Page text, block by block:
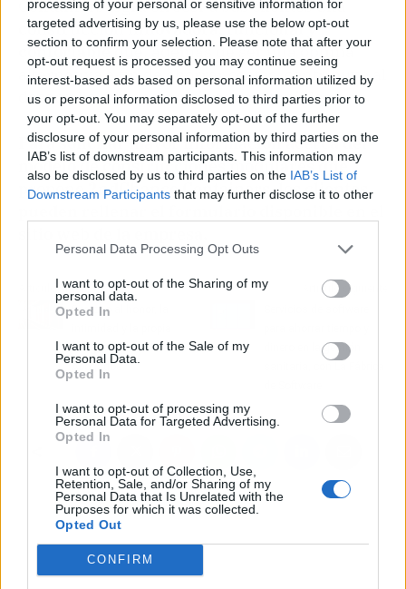
processing of your personal or sensitive information for
targeted advertising by us, please use the below opt-out
section to confirm your selection. Please note that after your
opt-out request is processed you may continue seeing
interest-based ads based on personal information utilized by
us or personal information disclosed to third parties prior to
your opt-out. You may separately opt-out of the further
disclosure of your personal information by third parties on the
IAB’s list of downstream participants. This information may
also be disclosed by us to third parties on the IAB’s List of
Downstream Participants that may further disclose it to other
Personal Data Processing Opt Outs
I want to opt-out of the Sharing of my
personal data.
Opted In
I want to opt-out of the Sale of my
Personal Data.
Opted In
I want to opt-out of processing my
Personal Data for Targeted Advertising.
Opted In
I want to opt-out of Collection, Use,
Retention, Sale, and/or Sharing of my
Personal Data that Is Unrelated with the
Purposes for which it was collected.
Opted Out
CONFIRM
Containers logra ofrecer a sus clientes una
construcción innovadora, funcional y
confortableque, además de ser una óptima
alternativa a fin de ahorrar costes, contribuye al
desarrollo de construcciones sostenibles.
Para solicitar mayor información acerca del
modelo de construcciones modulares que
propone 2ndChance Containers, los clientes
Artículo anterior
Derecho al honor, la
imagen, por TQA
Abogados
Artículo siguiente
dinero en la gestión